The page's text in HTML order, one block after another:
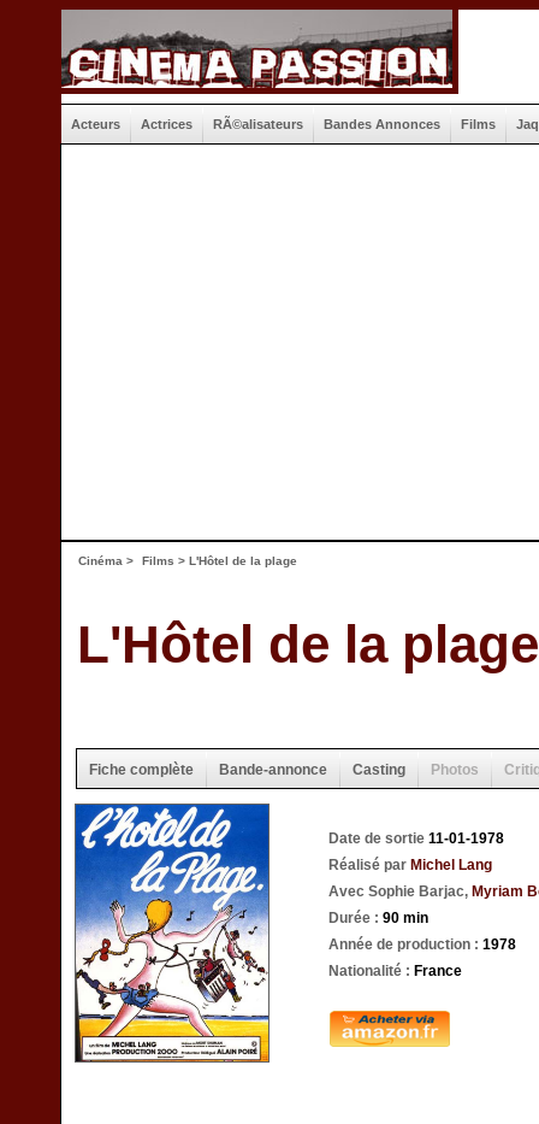
Acteurs Actrices RÃ©alisateurs Bandes Annonces Films
Cinéma > Films > L'Hôtel de la plage
L'Hôtel de la plage
Fiche complète Bande-annonce Casting Photos
Date de sortie 11-01-1978
Réalisé par Michel Lang
Avec Sophie Barjac, Myriam
Durée : 90 min
Année de production : 1978
Nationalité : France